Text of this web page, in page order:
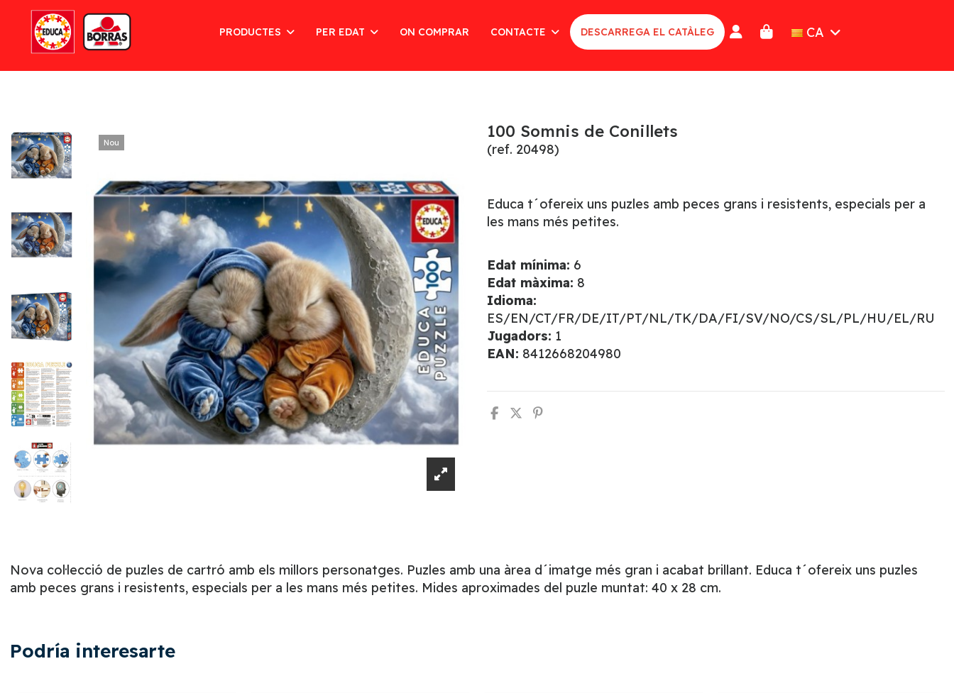
PRODUCTES PER EDAT ON COMPRAR CONTACTE DESCARREGA EL CATÀLEG CA
Nou
100 Somnis de Conillets
(ref. 20498)
Educa t´ofereix uns puzles amb peces grans i resistents, especials per a
les mans més petites.
Edat mínima: 6
Edat màxima: 8
Idioma:
ES/EN/CT/FR/DE/IT/PT/NL/TK/DA/FI/SV/NO/CS/SL/PL/HU/EL/RU
Jugadors: 1
EAN: 8412668204980
Nova col·lecció de puzles de cartró amb els millors personatges. Puzles amb una àrea d´imatge més gran i acabat brillant. Educa t´ofereix uns puzles
amb peces grans i resistents, especials per a les mans més petites. Mides aproximades del puzle muntat: 40 x 28 cm.
Podría interesarte